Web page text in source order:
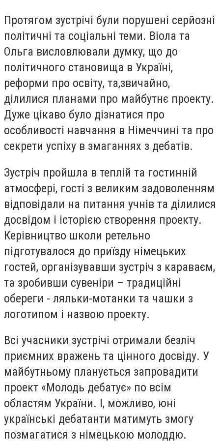
Протягом зустрічі були порушені серйозні
політичні та соціальні теми. Віола та
Ольга висловлювали думку, що до
політичного становища в Україні,
реформи про освіту, та,звичайно,
ділилися планами про майбутнє проекту.
Дуже цікаво було дізнатися про
особливості навчання в Німеччині та про
секрети успіху в змаганнях з дебатів.
Зустріч пройшла в теплій та гостинній
атмосфері, гості з великим задоволенням
відповідали на питання учнів та ділилися
досвідом і історією створення проекту.
Керівництво школи ретельно
підготувалося до приїзду німецьких
гостей, організувавши зустріч з караваєм,
та зробивши сувеніри – традиційні
обереги - ляльки-мотанки та чашки з
логотипом і назвою проекту.
Всі учасники зустрічі отримали безліч
приємних вражень та цінного досвіду. У
майбутньому планується запровадити
проект «Молодь дебатує» по всім
областям України. І, можливо, юні
українські дебатанти матимуть змогу
позмагатися з німецькою молоддю.